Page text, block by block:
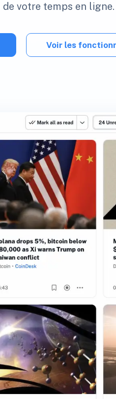
de votre temps en ligne.
Voir les